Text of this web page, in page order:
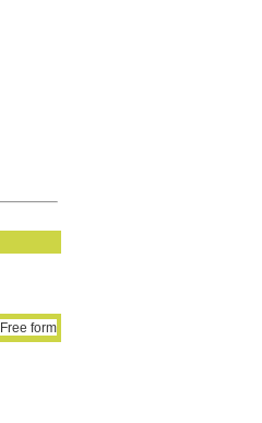
Free form